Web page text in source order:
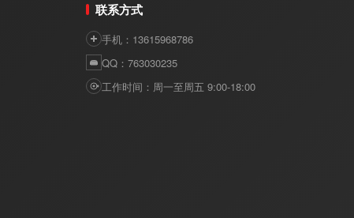
联系方式
手机：13615968786
QQ：763030235
工作时间：周一至周五 9:00-18:00